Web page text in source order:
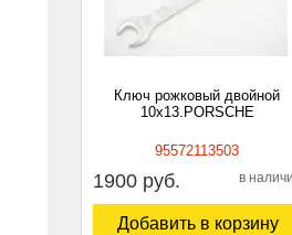
Ключ рожковый двойной
10х13.PORSCHE
95572113503
1900 руб. в
Добавить в корзину